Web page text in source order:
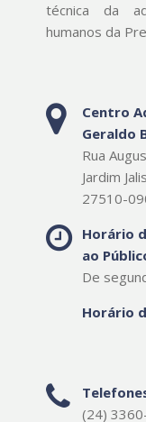
técnica da
humanos da
Centro
Geraldo
Rua
Jardim
27510-
Horário
ao
De
Horário
(24)